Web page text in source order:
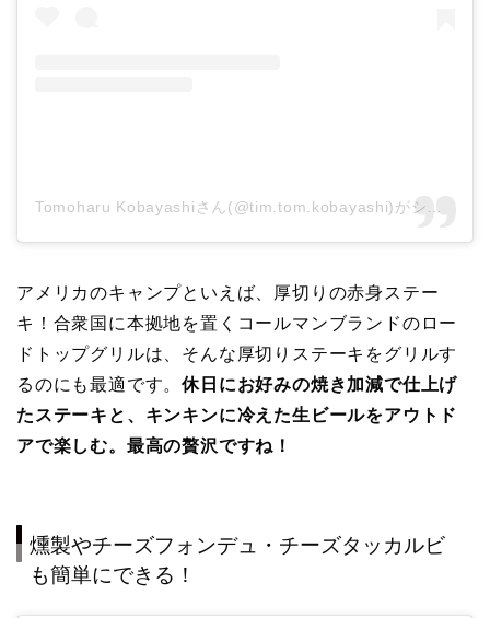
Tomoharu Kobayashiさん(@tim.tom.kobayashi)がシェアした投稿
アメリカのキャンプといえば、厚切りの赤身ステー
キ！合衆国に本拠地を置くコールマンブランドのロー
ドトップグリルは、そんな厚切りステーキをグリルす
るのにも最適です。休日にお好みの焼き加減で仕上げ
たステーキと、キンキンに冷えた生ビールをアウトド
アで楽しむ。最高の贅沢ですね！
燻製やチーズフォンデュ・チーズタッカルビ
も簡単にできる！